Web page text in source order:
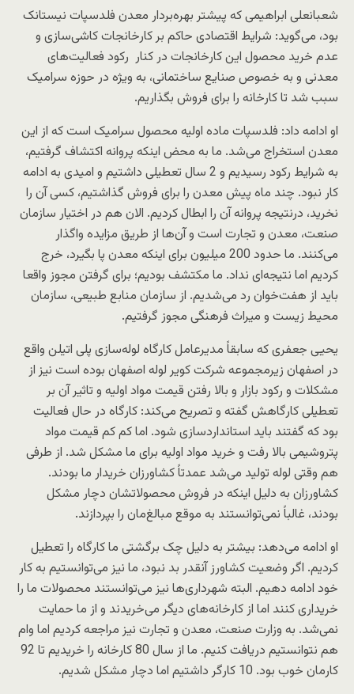
شعبانعلی ابراهیمی که پیشتر بهره‌بردار معدن فلدسپات نیستانک
بود، می‌گوید: شرایط اقتصادی حاکم بر کارخانجات کاشی‌سازی و
عدم خرید محصول این کارخانجات در کنار رکود فعالیت‌های
معدنی و به خصوص صنایع ساختمانی، به ویژه در حوزه سرامیک
سبب شد تا کارخانه را برای فروش بگذاریم.
او ادامه داد: فلدسپات ماده اولیه محصول سرامیک است که از این
معدن استخراج می‌شد. ما به محض اینکه پروانه اکتشاف گرفتیم،
به شرایط رکود رسیدیم و 2 سال تعطیلی داشتیم و امیدی به ادامه
کار نبود. چند ماه پیش معدن را برای فروش گذاشتیم، کسی آن را
نخرید، درنتیجه پروانه آن را ابطال کردیم. الان هم در اختیار سازمان
صنعت، معدن و تجارت است و آن‌ها از طریق مزایده واگذار
می‌کنند. ما حدود 200 میلیون برای اینکه معدن پا بگیرد، خرج
کردیم اما نتیجه‌ای نداد. ما مکتشف بودیم؛ برای گرفتن مجوز واقعا
باید از هفت‌خوان رد می‌شدیم. از سازمان منابع طبیعی، سازمان
محیط زیست و میراث فرهنگی مجوز گرفتیم.
یحیی جعفری که سابقاً مدیرعامل کارگاه لوله‌سازی پلی اتیلن واقع
در اصفهان زیرمجموعه شرکت کویر لوله اصفهان بوده است نیز از
مشکلات و رکود بازار و بالا رفتن قیمت مواد اولیه و تاثیر آن بر
تعطیلی کارگاهش گفته و تصریح می‌کند: کارگاه در حال فعالیت
بود که گفتند باید استانداردسازی شود. اما کم کم قیمت مواد
پتروشیمی بالا رفت و خرید مواد اولیه برای ما مشکل شد. از طرفی
هم وقتی لوله تولید می‌شد عمدتاً کشاورزان خریدار ما بودند.
کشاورزان به دلیل اینکه در فروش محصولاتشان دچار مشکل
بودند، غالباً نمی‌توانستند به موقع مبالغ‌مان را بپردازند.
او ادامه می‌دهد: بیشتر به دلیل چک برگشتی ما کارگاه را تعطیل
کردیم. اگر وضعیت کشاورز آنقدر بد نبود، ما نیز می‌توانستیم به کار
خود ادامه دهیم. البته شهرداری‌ها نیز می‌توانستند محصولات ما را
خریداری کنند اما از کارخانه‌های دیگر می‌خریدند و از ما حمایت
نمی‌شد. به وزارت صنعت، معدن و تجارت نیز مراجعه کردیم اما وام
هم نتوانستیم دریافت کنیم. ما از سال 80 کارخانه را خریدیم تا 92
کارمان خوب بود. 10 کارگر داشتیم اما دچار مشکل شدیم.